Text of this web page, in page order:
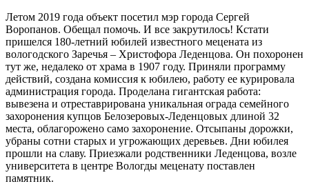
Летом 2019 года объект посетил мэр города Сергей
Воропанов. Обещал помочь. И все закрутилось! Кстати
пришелся 180-летний юбилей известного мецената из
вологодского Заречья – Христофора Леденцова. Он похоронен
тут же, недалеко от храма в 1907 году. Приняли программу
действий, создана комиссия к юбилею, работу ее курировала
администрация города. Проделана гигантская работа:
вывезена и отреставрирована уникальная ограда семейного
захоронения купцов Белозеровых-Леденцовых длиной 32
места, облагорожено само захоронение. Отсыпаны дорожки,
убраны сотни старых и угрожающих деревьев. Дни юбилея
прошли на славу. Приезжали родственники Леденцова, возле
университета в центре Вологды меценату поставлен
памятник.